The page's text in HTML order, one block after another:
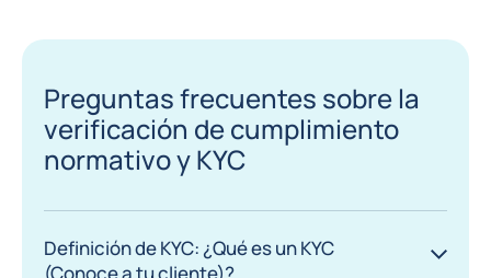
Preguntas frecuentes sobre la
verificación de cumplimiento
normativo y KYC
Definición de KYC: ¿Qué es un KYC